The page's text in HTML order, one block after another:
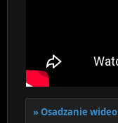
Osadzanie wideo